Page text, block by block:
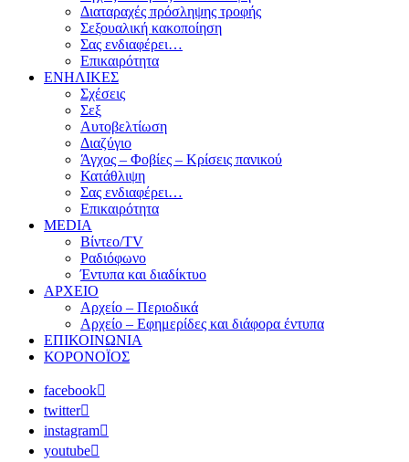
Διαταραχές πρόσληψης τροφής
Σεξουαλική κακοποίηση
Σας ενδιαφέρει…
Επικαιρότητα
ΕΝΗΛΙΚΕΣ
Σχέσεις
Σεξ
Αυτοβελτίωση
Διαζύγιο
Άγχος – Φοβίες – Κρίσεις πανικού
Κατάθλιψη
Σας ενδιαφέρει…
Επικαιρότητα
MEDIA
Βίντεο/TV
Ραδιόφωνο
Έντυπα και διαδίκτυο
ΑΡΧΕΙΟ
Αρχείο – Περιοδικά
Αρχείο – Εφημερίδες και διάφορα έντυπα
ΕΠΙΚΟΙΝΩΝΙΑ
ΚΟΡΟΝΟΪΟΣ
facebook
twitter
instagram
youtube